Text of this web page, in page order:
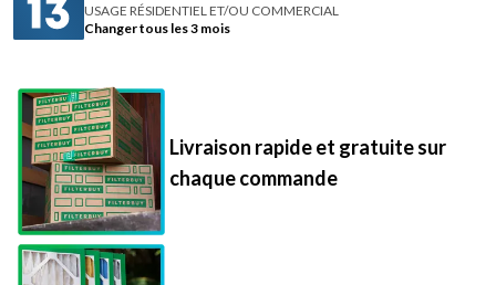
USAGE RÉSIDENTIEL ET/OU COMMERCIAL
Changer tous les 3 mois
Livraison rapide et gratuite sur
chaque commande